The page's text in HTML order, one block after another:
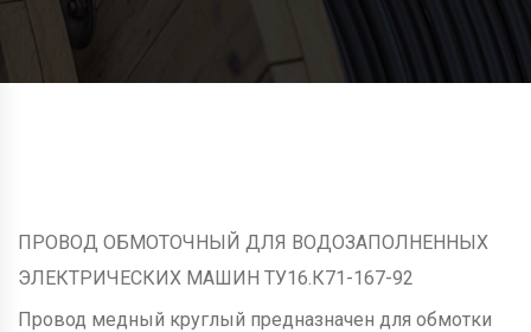
ПРОВОД ОБМОТОЧНЫЙ ДЛЯ ВОДОЗАПОЛНЕННЫХ
ЭЛЕКТРИЧЕСКИХ МАШИН ТУ16.К71-167-92
Провод медный круглый предназначен для обмотки